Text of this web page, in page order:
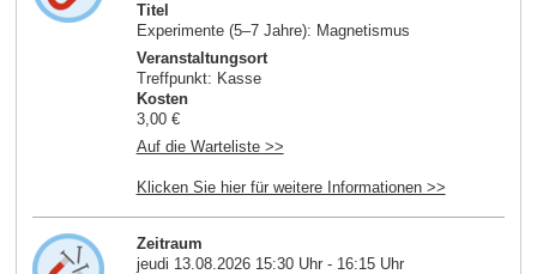
Titel
Experimente (5–7 Jahre): Magnetismus
Veranstaltungsort
Treffpunkt: Kasse
Kosten
3,00 €
Auf die Warteliste >>
Klicken Sie hier für weitere Informationen >>
Zeitraum
jeudi 13.08.2026 15:30 Uhr - 16:15 Uhr